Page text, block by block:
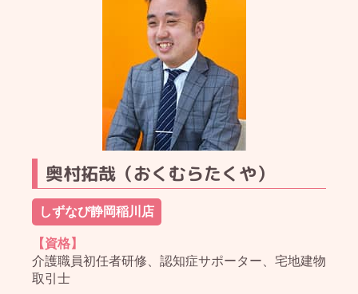
奥村拓哉（おくむらたくや）
しずなび静岡稲川店
【資格】
介護職員初任者研修、認知症サポーター、宅地建物
取引士